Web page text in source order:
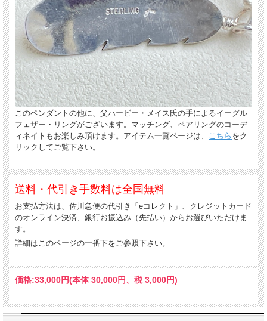
このペンダントの他に、父ハービー・メイス氏の手によるイーグル
フェザー・リングがございます。マッチング、ペアリングのコーデ
ィネイトもお楽しみ頂けます。アイテム一覧ページは、
こちら をク
リックしてご覧下さい。
送料・代引き手数料は全国無料
お支払方法は、佐川急便の代引き「eコレクト」、クレジットカード
のオンライン決済、銀行お振込み（先払い）からお選びいただけま
す。
詳細はこのページの一番下をご参照下さい。
価格:33,000円(本体 30,000円、税 3,000円)